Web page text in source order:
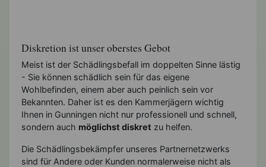
Diskretion ist unser oberstes Gebot
Meist ist der Schädlingsbefall im doppelten Sinne lästig
- Sie können schädlich sein für das eigene
Wohlbefinden, einem aber auch peinlich sein vor
Bekannten. Daher ist es den Kammerjägern wichtig
Ihnen in Gunningen nicht nur professionell und schnell,
sondern auch möglichst diskret zu helfen.
Die Schädlingsbekämpfer unseres Partnernetzwerks
sind für Andere oder Kunden normalerweise nicht als